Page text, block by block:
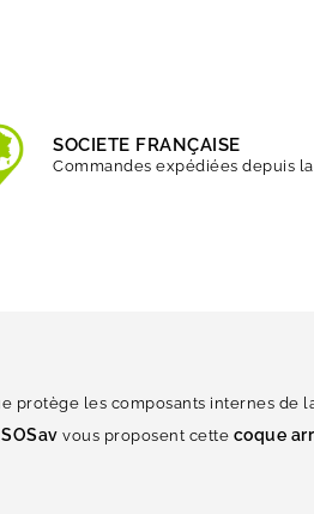
SOCIETE FRANÇAISE
Commandes expédiées depuis
protège les composants internes de
SOSav vous proposent cette coque